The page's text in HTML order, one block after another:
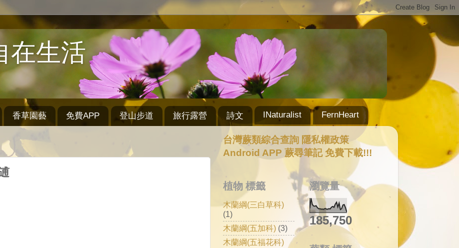
在生活
香草園藝 免費APP 登山步道 旅行露營 詩文 INaturalist FernHeart
台灣蕨類綜合查詢 隱私權政策
Android APP 蕨尋筆記 免費下載!!!
植物 標籤
木蘭綱(三白草科)
(1)
木蘭綱(五加科) (3)
木蘭綱(五福花科)
瀏覽量
185,750